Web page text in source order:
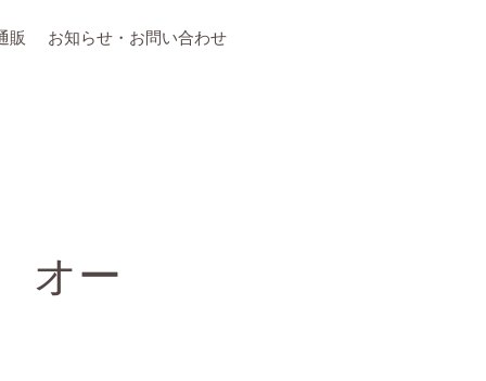
販 お知らせ・お問い合わせ
オー